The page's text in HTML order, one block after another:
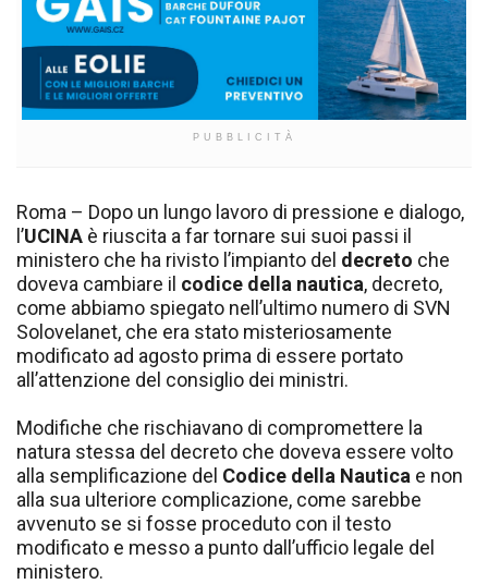
PUBBLICITÀ
Roma – Dopo un lungo lavoro di pressione e dialogo,
l’UCINA è riuscita a far tornare sui suoi passi il
ministero che ha rivisto l’impianto del decreto che
doveva cambiare il codice della nautica, decreto,
come abbiamo spiegato nell’ultimo numero di SVN
Solovelanet, che era stato misteriosamente
modificato ad agosto prima di essere portato
all’attenzione del consiglio dei ministri.
Modifiche che rischiavano di compromettere la
natura stessa del decreto che doveva essere volto
alla semplificazione del Codice della Nautica e non
alla sua ulteriore complicazione, come sarebbe
avvenuto se si fosse proceduto con il testo
modificato e messo a punto dall’ufficio legale del
ministero.